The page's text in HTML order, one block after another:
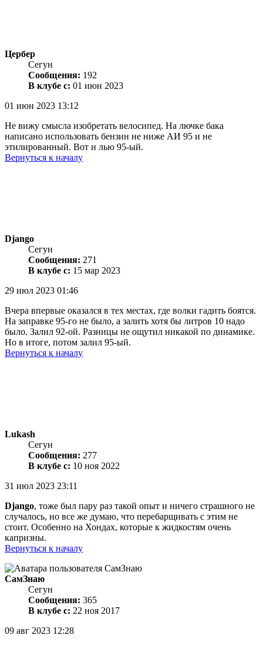
Цербер
Сегун
Сообщения: 192
В клубе с: 01 июн 2023
01 июн 2023 13:12
Не вижу смысла изобретать велосипед. На лючке бака
написано использовать бензин не ниже АИ 95 и не
этилированный. Вот и лью 95-ый.
Вернуться к началу
Django
Сегун
Сообщения: 271
В клубе с: 15 мар 2023
29 июл 2023 01:46
Вчера впервые оказался в тех местах, где волки гадить боятся.
На заправке 95-го не было, а залить хотя бы литров 10 надо
было. Залил 92-ой. Разницы не ощутил никакой по динамике.
Но в итоге, потом залил 95-ый.
Вернуться к началу
Lukash
Сегун
Сообщения: 277
В клубе с: 10 ноя 2022
31 июл 2023 23:11
Django, тоже был пару раз такой опыт и ничего страшного не
случалось, но все же думаю, что перебарщивать с этим не
стоит. Особенно на Хондах, которые к жидкостям очень
капризны.
Вернуться к началу
СамЗнаю
Сегун
Сообщения: 365
В клубе с: 22 ноя 2017
09 авг 2023 12:28